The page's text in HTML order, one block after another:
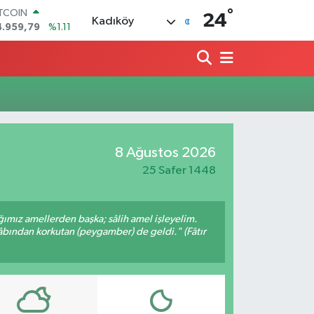
%1.11
%0.38
ALTIN
Kadıköy 24°
8 Ağustos 2026
25 Safer 1448
amellerden başka; sâlih amel işleyelim.
korkutan (peygamber) de geldi." (Fâtır